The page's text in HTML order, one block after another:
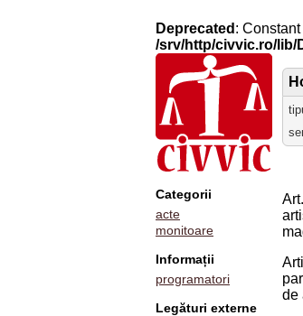
Deprecated :
/srv/http/civvic.ro/lib/
Categorii
acte
monitoare
Informații
programatori
Legături externe
de